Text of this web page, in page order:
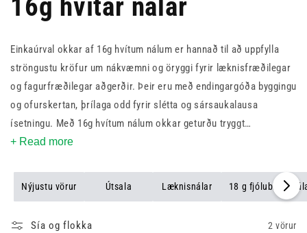
16g hvítar nálar
Einkaúrval okkar af 16g ​​hvítum nálum er hannað til að uppfylla
ströngustu kröfur um nákvæmni og öryggi fyrir læknisfræðilegar
og fagurfræðilegar aðgerðir. Þeir eru með endingargóða byggingu
og ofurskertan, þrílaga odd fyrir slétta og sársaukalausa
ísetningu. Með 16g hvítum nálum okkar geturðu tryggt
hámarksþægindi sjúklinga og áreiðanlega frammistöðu, sem gerir
meðferðaraðstöðu sem er.
+ Read more
Nýjustu vörur Útsala Læknisnálar 18 g fjólubláar
Sía og flokka 2 vörur